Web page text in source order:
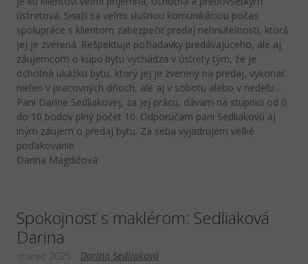
ústretová. Snaží sa veľmi slušnou komunikáciou počas
spolupráce s klientom zabezpečiť predaj nehnuteľnosti, ktorá
jej je zverená. Rešpektuje požiadavky predávajúceho, ale aj
záujemcom o kúpu bytu vychádza v ústrety tým, že je
ochotná ukážku bytu, ktorý jej je zverený na predaj, vykonať
nielen v pracovných dňoch, ale aj v sobotu alebo v nedeľu .
Pani Darine Sedliakovej, za jej prácu, dávam na stupnici od 0
do 10 bodov plný počet 10. Odporúčam pani Sedliakovú aj
iným záujem o predaj bytu. Za seba vyjadrujem veľké
poďakovanie.
Darina Magdičová
Spokojnosť s maklérom: Sedliaková
Darina
Darina Sedliaková
marec 2025